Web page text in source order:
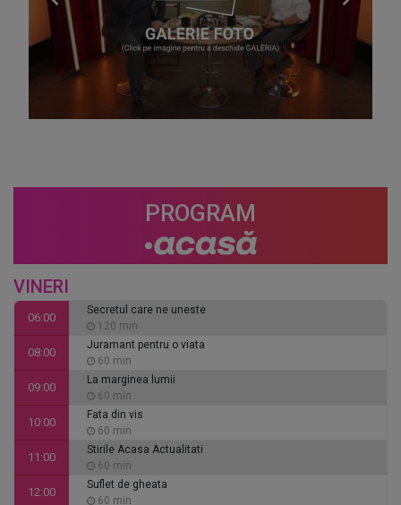
PROGRAM
VINERI
06:00
Secretul care ne uneste
120 min
08:00
Juramant pentru o viata
60 min
09:00
La marginea lumii
60 min
10:00
Fata din vis
60 min
11:00
Stirile Acasa Actualitati
60 min
12:00
Suflet de gheata
60 min